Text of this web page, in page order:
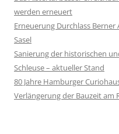
werden erneuert
Erneuerung Durchlass
Sasel
Sanierung der historischen
Schleuse – aktueller Stand
80 Jahre Hamburger
Verlängerung der Bauzeit am